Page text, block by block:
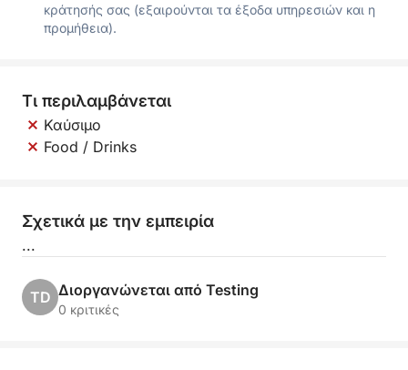
κράτησής σας (εξαιρούνται τα έξοδα υπηρεσιών και η
προμήθεια).
Τι περιλαμβάνεται
Καύσιμο
Food / Drinks
Σχετικά με την εμπειρία
...
TD Διοργανώνεται από Testing
0 κριτικές